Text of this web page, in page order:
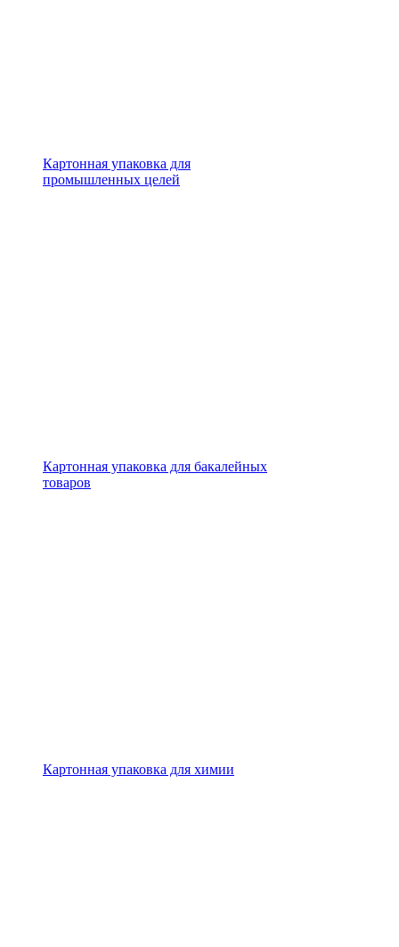
Картонная упаковка для
промышленных целей
Картонная упаковка для бакалейных
товаров
Картонная упаковка для химии